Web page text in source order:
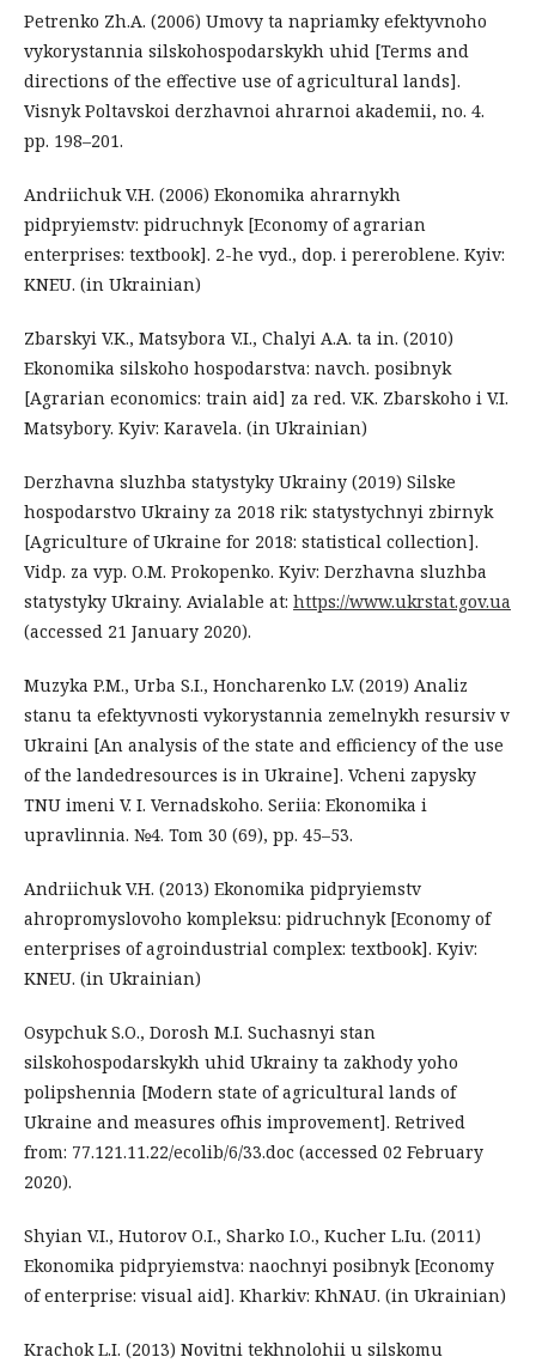
Petrenko Zh.A. (2006) Umovy ta napriamky efektyvnoho
vykorystannia silskohospodarskykh uhid [Terms and
directions of the effective use of agricultural lands].
Visnyk Poltavskoi derzhavnoi ahrarnoi akademii, no. 4.
pp. 198–201.
Andriichuk V.H. (2006) Ekonomika ahrarnykh
pidpryiemstv: pidruchnyk [Economy of agrarian
enterprises: textbook]. 2-he vyd., dop. i pereroblene. Kyiv:
KNEU. (in Ukrainian)
Zbarskyi V.K., Matsybora V.I., Chalyi A.A. ta in. (2010)
Ekonomika silskoho hospodarstva: navch. posibnyk
[Agrarian economics: train aid] za red. V.K. Zbarskoho i V.I.
Matsybory. Kyiv: Karavela. (in Ukrainian)
Derzhavna sluzhba statystyky Ukrainy (2019) Silske
hospodarstvo Ukrainy za 2018 rik: statystychnyi zbirnyk
[Agriculture of Ukraine for 2018: statistical collection].
Vidp. za vyp. O.M. Prokopenko. Kyiv: Derzhavna sluzhba
statystyky Ukrainy. Avialable at: https://www.ukrstat.gov.ua
(accessed 21 January 2020).
Muzyka P.M., Urba S.I., Honcharenko L.V. (2019) Analiz
stanu ta efektyvnosti vykorystannia zemelnykh resursiv v
Ukraini [An analysis of the state and efficiency of the use
of the landedresources is in Ukraine]. Vcheni zapysky
TNU imeni V. I. Vernadskoho. Seriia: Ekonomika i
upravlinnia. №4. Tom 30 (69), pp. 45–53.
Andriichuk V.H. (2013) Ekonomika pidpryiemstv
ahropromyslovoho kompleksu: pidruchnyk [Economy of
enterprises of agroindustrial complex: textbook]. Kyiv:
KNEU. (in Ukrainian)
Osypchuk S.O., Dorosh M.I. Suchasnyi stan
silskohospodarskykh uhid Ukrainy ta zakhody yoho
polipshennia [Modern state of agricultural lands of
Ukraine and measures ofhis improvement]. Retrived
from: 77.121.11.22/ecolib/6/33.doc (accessed 02 February
2020).
Shyian V.I., Hutorov O.I., Sharko I.O., Kucher L.Iu. (2011)
Ekonomika pidpryiemstva: naochnyi posibnyk [Economy
of enterprise: visual aid]. Kharkiv: KhNAU. (in Ukrainian)
Krachok L.I. (2013) Novitni tekhnolohii u silskomu